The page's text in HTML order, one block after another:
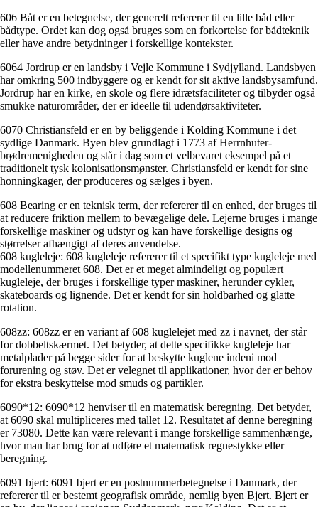
606 Båt er en betegnelse, der generelt refererer til en lille båd eller
bådtype. Ordet kan dog også bruges som en forkortelse for bådteknik
eller have andre betydninger i forskellige kontekster.
6064 Jordrup er en landsby i Vejle Kommune i Sydjylland. Landsbyen
har omkring 500 indbyggere og er kendt for sit aktive landsbysamfund.
Jordrup har en kirke, en skole og flere idrætsfaciliteter og tilbyder også
smukke naturområder, der er ideelle til udendørsaktiviteter.
6070 Christiansfeld er en by beliggende i Kolding Kommune i det
sydlige Danmark. Byen blev grundlagt i 1773 af Herrnhuter-
brødremenigheden og står i dag som et velbevaret eksempel på et
traditionelt tysk kolonisationsmønster. Christiansfeld er kendt for sine
honningkager, der produceres og sælges i byen.
608 Bearing er en teknisk term, der refererer til en enhed, der bruges til
at reducere friktion mellem to bevægelige dele. Lejerne bruges i mange
forskellige maskiner og udstyr og kan have forskellige designs og
størrelser afhængigt af deres anvendelse.
608 kugleleje: 608 kugleleje refererer til et specifikt type kugleleje med
modellenummeret 608. Det er et meget almindeligt og populært
kugleleje, der bruges i forskellige typer maskiner, herunder cykler,
skateboards og lignende. Det er kendt for sin holdbarhed og glatte
rotation.
608zz: 608zz er en variant af 608 kuglelejet med zz i navnet, der står
for dobbeltskærmet. Det betyder, at dette specifikke kugleleje har
metalplader på begge sider for at beskytte kuglene indeni mod
forurening og støv. Det er velegnet til applikationer, hvor der er behov
for ekstra beskyttelse mod smuds og partikler.
6090*12: 6090*12 henviser til en matematisk beregning. Det betyder,
at 6090 skal multipliceres med tallet 12. Resultatet af denne beregning
er 73080. Dette kan være relevant i mange forskellige sammenhænge,
hvor man har brug for at udføre et matematisk regnestykke eller
beregning.
6091 bjert: 6091 bjert er en postnummerbetegnelse i Danmark, der
refererer til er bestemt geografisk område, nemlig byen Bjert. Bjert er